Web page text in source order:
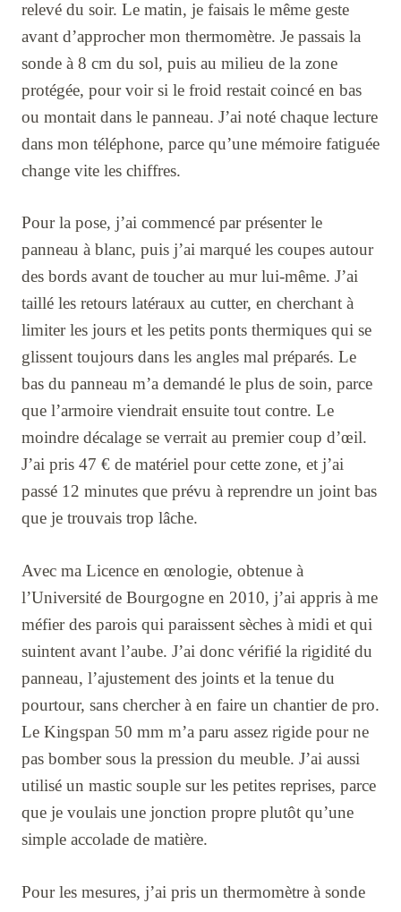
relevé du soir. Le matin, je faisais le même geste
avant d’approcher mon thermomètre. Je passais la
sonde à 8 cm du sol, puis au milieu de la zone
protégée, pour voir si le froid restait coincé en bas
ou montait dans le panneau. J’ai noté chaque lecture
dans mon téléphone, parce qu’une mémoire fatiguée
change vite les chiffres.
Pour la pose, j’ai commencé par présenter le
panneau à blanc, puis j’ai marqué les coupes autour
des bords avant de toucher au mur lui-même. J’ai
taillé les retours latéraux au cutter, en cherchant à
limiter les jours et les petits ponts thermiques qui se
glissent toujours dans les angles mal préparés. Le
bas du panneau m’a demandé le plus de soin, parce
que l’armoire viendrait ensuite tout contre. Le
moindre décalage se verrait au premier coup d’œil.
J’ai pris 47 € de matériel pour cette zone, et j’ai
passé 12 minutes que prévu à reprendre un joint bas
que je trouvais trop lâche.
Avec ma Licence en œnologie, obtenue à
l’Université de Bourgogne en 2010, j’ai appris à me
méfier des parois qui paraissent sèches à midi et qui
suintent avant l’aube. J’ai donc vérifié la rigidité du
panneau, l’ajustement des joints et la tenue du
pourtour, sans chercher à en faire un chantier de pro.
Le Kingspan 50 mm m’a paru assez rigide pour ne
pas bomber sous la pression du meuble. J’ai aussi
utilisé un mastic souple sur les petites reprises, parce
que je voulais une jonction propre plutôt qu’une
simple accolade de matière.
Pour les mesures, j’ai pris un thermomètre à sonde